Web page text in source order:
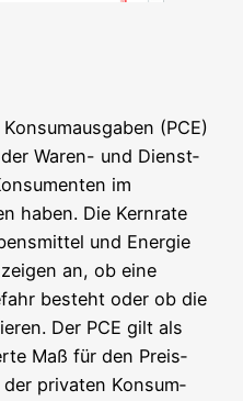
(PCE)
Waren- und Dienst­
im
haben. Die Kern­ra­te
und Ener­gie
an, ob eine
besteht oder ob die
Der PCE gilt als
Maß für den Preis­
der pri­va­ten Kon­sum­